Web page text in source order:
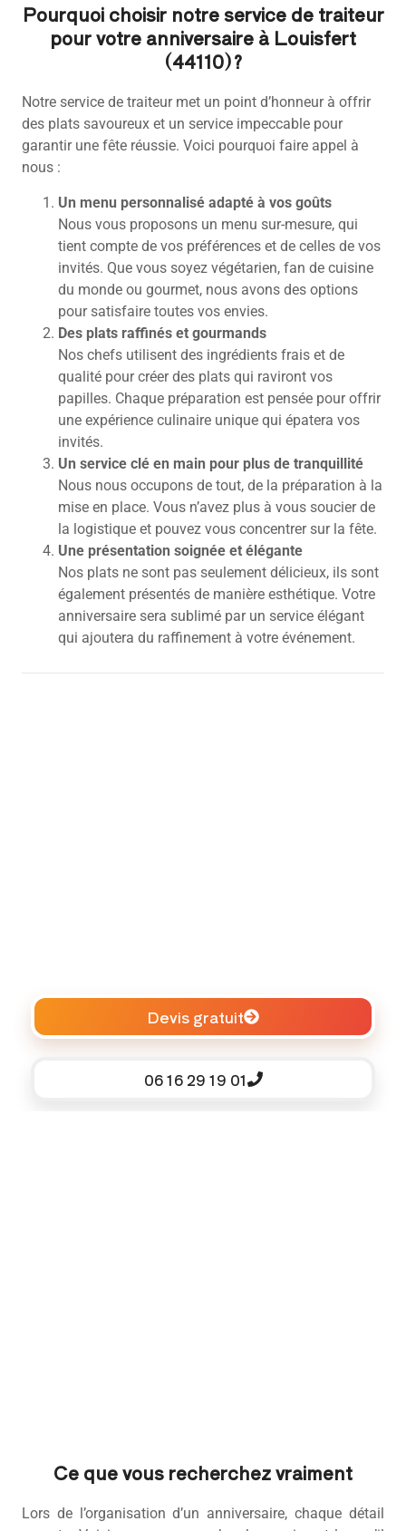
Pourquoi choisir notre service de traiteur
pour votre anniversaire à Louisfert
(44110) ?
Notre service de traiteur met un point d’honneur à offrir
des plats savoureux et un service impeccable pour
garantir une fête réussie. Voici pourquoi faire appel à
nous :
Un menu personnalisé adapté à vos goûts
Nous vous proposons un menu sur-mesure, qui
tient compte de vos préférences et de celles de vos
invités. Que vous soyez végétarien, fan de cuisine
du monde ou gourmet, nous avons des options
pour satisfaire toutes vos envies.
Des plats raffinés et gourmands
Nos chefs utilisent des ingrédients frais et de
qualité pour créer des plats qui raviront vos
papilles. Chaque préparation est pensée pour offrir
une expérience culinaire unique qui épatera vos
invités.
Un service clé en main pour plus de tranquillité
Nous nous occupons de tout, de la préparation à la
mise en place. Vous n’avez plus à vous soucier de
la logistique et pouvez vous concentrer sur la fête.
Une présentation soignée et élégante
Nos plats ne sont pas seulement délicieux, ils sont
également présentés de manière esthétique. Votre
anniversaire sera sublimé par un service élégant
qui ajoutera du raffinement à votre événement.
Devis gratuit
06 16 29 19 01
Ce que vous recherchez vraiment
Lors de l’organisation d’un anniversaire, chaque détail